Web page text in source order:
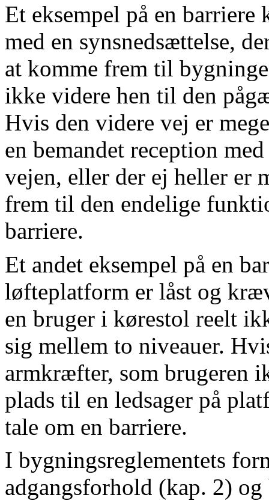
Et eksempel på en
med en synsnedsættelse,
at komme frem til
ikke videre hen til den
Hvis den videre vej er
en bemandet reception
vejen, eller der ej heller er
frem til den endelige
barriere.
Et andet eksempel på en
løfteplatform er låst og
en bruger i kørestol reelt
sig mellem to niveauer.
armkræfter, som brugeren
plads til en ledsager på
tale om en barriere.
I bygningsreglementets
adgangsforhold (kap. 2)